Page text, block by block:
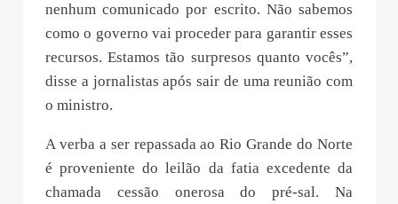
nenhum comunicado por escrito. Não sabemos
como o governo vai proceder para garantir esses
recursos. Estamos tão surpresos quanto vocês”,
disse a jornalistas após sair de uma reunião com
o ministro.
A verba a ser repassada ao Rio Grande do Norte
é proveniente do leilão da fatia excedente da
chamada cessão onerosa do pré-sal. Na